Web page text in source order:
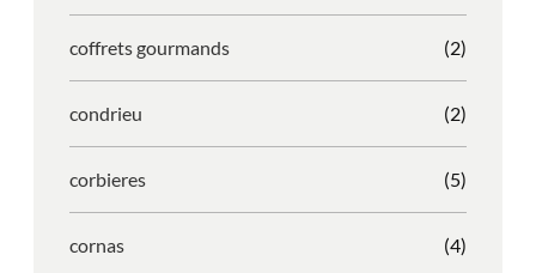
coffrets gourmands (2)
condrieu (2)
corbieres (5)
cornas (4)